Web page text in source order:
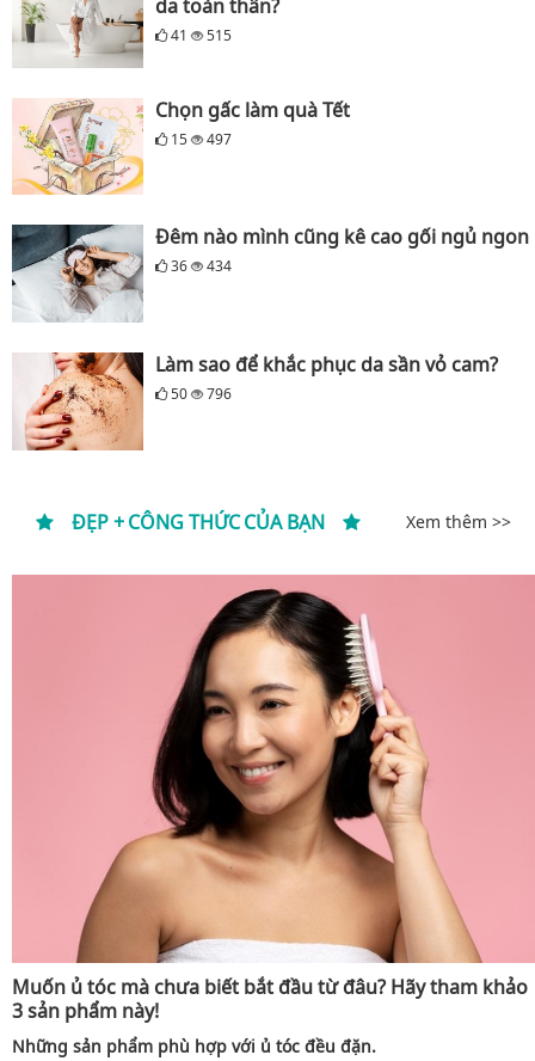
da toàn thân?
41 515
Chọn gấc làm quà Tết
15 497
Đêm nào mình cũng kê cao gối ngủ ngon
36 434
Làm sao để khắc phục da sần vỏ cam?
50 796
ĐẸP + CÔNG THỨC CỦA BẠN Xem thêm >>
Muốn ủ tóc mà chưa biết bắt đầu từ đâu? Hãy tham khảo
3 sản phẩm này!
Những sản phẩm phù hợp với ủ tóc đều đặn.